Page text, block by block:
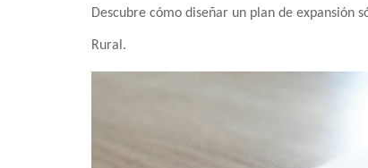
Descubre cómo diseñar un plan de expansión
Rural.